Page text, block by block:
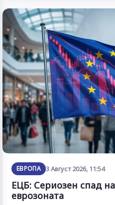
ЕВРОПА 3 Август 2026, 11:54
ЕЦБ: Сериозен спад
еврозоната